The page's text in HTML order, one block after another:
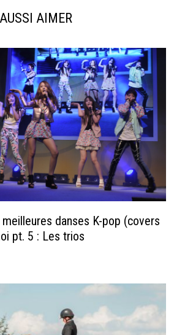
AIMER
danses K-pop (covers
pt. 5 : Les trios